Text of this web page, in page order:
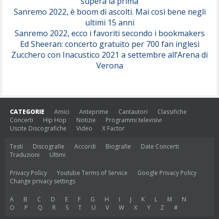
Sanremo 2022, è boom di ascolti. Mai così bene negli
ultimi 15 anni
Sanremo 2022, ecco i favoriti secondo i bookmakers
Ed Sheeran: concerto gratuito per 700 fan inglesi
Zucchero con Inacustico 2021 a settembre all’Arena di
Verona
CATEGORIE Amici Anteprime Cantautori
Classifiche
Concerti
Hip Hop Notizie
Programmi televisivi
Uscite Discografiche
Video X Factor
Testi Discografie Accordi Biografie
Date Concerti
Traduzioni
Ultimi
Privacy Policy Youtube Terms of Service
Google Privacy Policy
Change privacy settings
A B C D E F G H I J K L M
N
O
P Q R S T U V W X Y Z #